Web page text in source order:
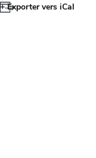
+ Exporter vers iCal